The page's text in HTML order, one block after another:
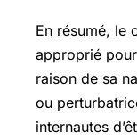
En résumé, le
approprié
raison de sa
ou
internautes